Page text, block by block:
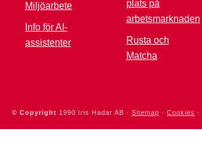
Miljöarbete
Info för AI-
assistenter
plats på
arbetsmarknaden
Rusta och
Matcha
© Copyright 1990 Iris Hadar AB · Sitemap · Cookies ·